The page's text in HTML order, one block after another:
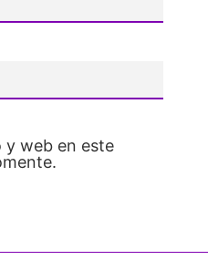
y web en este